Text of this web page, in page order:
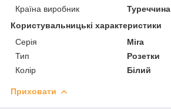
Країна виробник
Туреччина
Користувальницькі характеристики
Серія
Mira
Тип
Розетки
Колір
Білий
Приховати